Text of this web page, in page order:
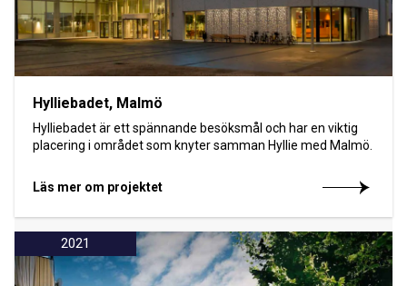
Hylliebadet, Malmö
Hylliebadet är ett spännande besöksmål och har en viktig
placering i området som knyter samman Hyllie med Malmö.
Läs mer om projektet
2021